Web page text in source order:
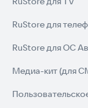
режим дня и
RuStore для
RuStore для ОС
Медиа-кит (для